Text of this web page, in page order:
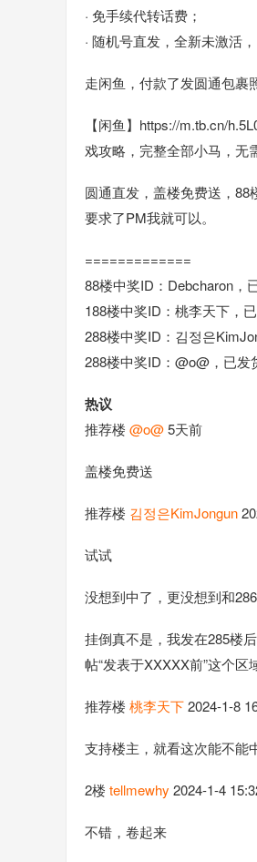
· 免手续代转话费；
· 随机号直发，全新未激活
走闲鱼，付款了发圆通包裹
【闲鱼】https://m.tb.cn/
戏攻略，完整全部小马，无
圆通直发，盖楼免费送，88
要求了PM我就可以。
=============
88楼中奖ID：Debcharon，
188楼中奖ID：桃李天下，
288楼中奖ID：김정은
288楼中奖ID：@o@，已发
热议
推荐楼 @o@5天前
盖楼免费送
推荐楼 김정은KimJongun
试试
没想到中了，更没想到和
挂倒真不是，我发在285楼
帖“发表于XXXXX前”这个区
推荐楼 桃李天下2024-1-8
支持楼主，就看这次能不能
2楼 tellmewhy 2024-1-4
不错，卷起来